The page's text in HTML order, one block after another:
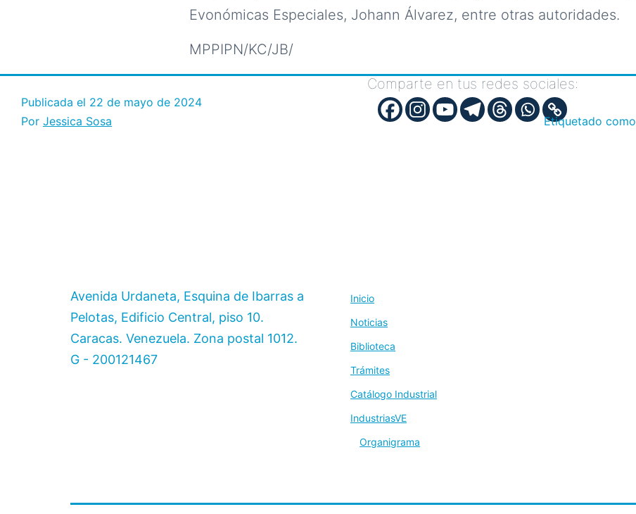
Evonómicas Especiales, Johann Álvarez, entre otras autoridades.
MPPIPN/KC/JB/
Comparte en tus redes sociales:
Publicada el 22 de mayo de 2024
Por Jessica Sosa
Etiquetado como
Avenida Urdaneta, Esquina de Ibarras a
Pelotas, Edificio Central, piso 10.
Caracas. Venezuela. Zona postal 1012.
G - 200121467
Inicio
Noticias
Biblioteca
Trámites
Catálogo Industrial
IndustriasVE
Organigrama